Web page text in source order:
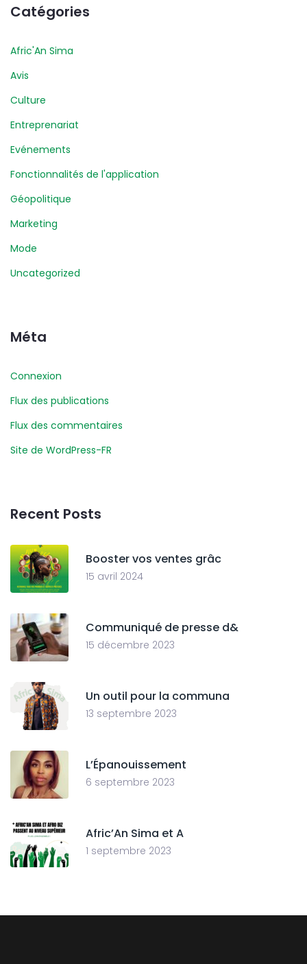
Catégories
Afric'An Sima
Avis
Culture
Entreprenariat
Evénements
Fonctionnalités de l'application
Géopolitique
Marketing
Mode
Uncategorized
Méta
Connexion
Flux des publications
Flux des commentaires
Site de WordPress-FR
Recent Posts
Booster vos ventes grâc
15 avril 2024
Communiqué de presse d&
15 décembre 2023
Un outil pour la communa
13 septembre 2023
L’Épanouissement
6 septembre 2023
Afric’An Sima et A
1 septembre 2023